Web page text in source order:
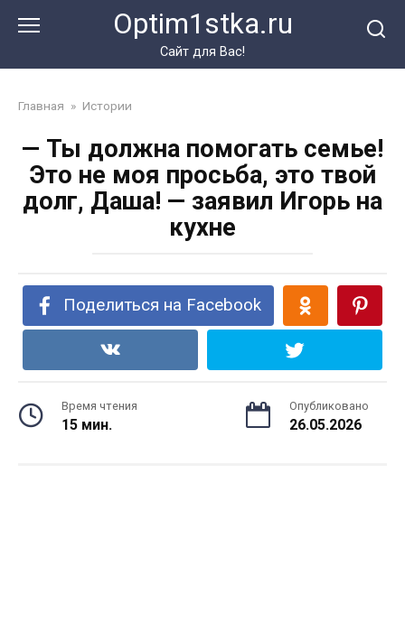
Optim1stka.ru
Сайт для Вас!
Главная » Истории
— Ты должна помогать семье!
Это не моя просьба, это твой
долг, Даша! — заявил Игорь на
кухне
Поделиться на Facebook
Время чтения
15 мин.
Опубликовано
26.05.2026